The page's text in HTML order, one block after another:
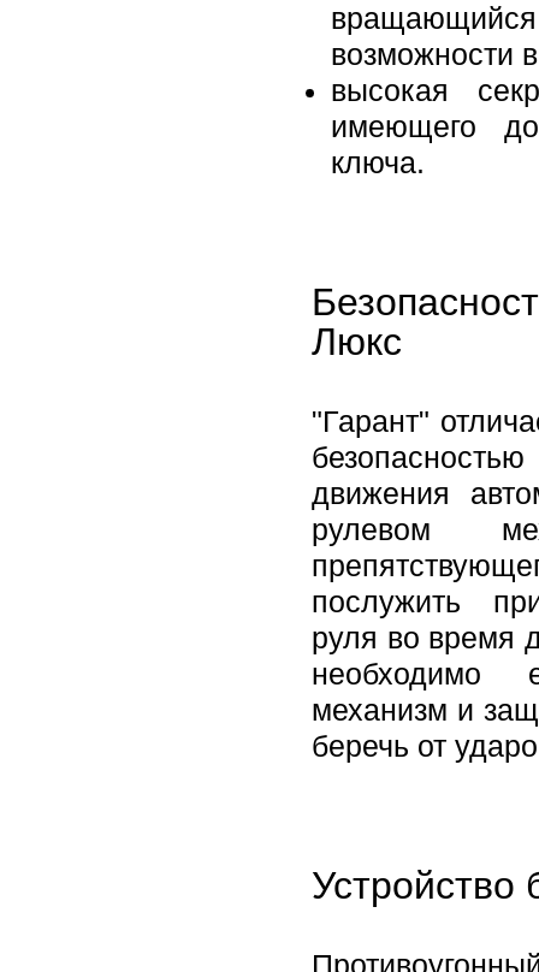
возможности
высокая
имеющего
ключа.
Люкс
"Гарант"
движения
рулевом
послужить
руля во время
необходимо
механизм и
беречь от
Устройство